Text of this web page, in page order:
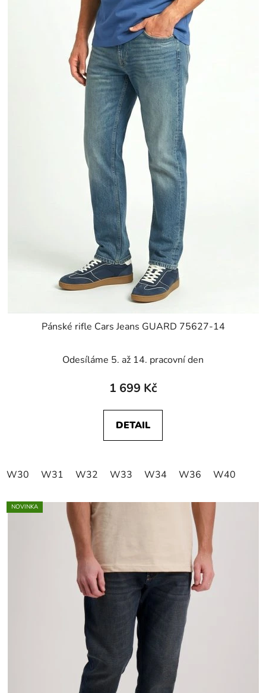
Pánské rifle Cars Jeans GUARD 75627-14
Odesíláme 5. až 14. pracovní den
1 699 Kč
DETAIL
W30 W31 W32 W33 W34 W36 W40
NOVINKA